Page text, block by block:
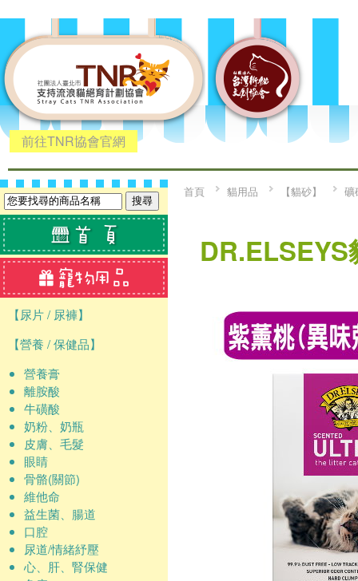
前往TNR協會官網
【尿片 / 尿褲】
【營養 / 保健品】
營養膏
離胺酸
牛磺酸
奶粉、奶瓶
皮膚、毛髮
眼睛
骨骼(關節)
維他命
益生菌、腸道
口腔
尿道/情緒紓壓
心、肝、腎保健
首頁 貓用品 【貓砂】 礦